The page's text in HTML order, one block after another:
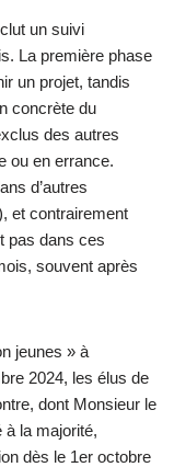
un suivi
La première phase
un projet, tandis
concrète du
des autres
ou en errance​.
d’autres
et contrairement
pas dans ces
souvent après
jeunes » à
2024, les élus de
dont Monsieur le
à la majorité,
dès le 1er octobre